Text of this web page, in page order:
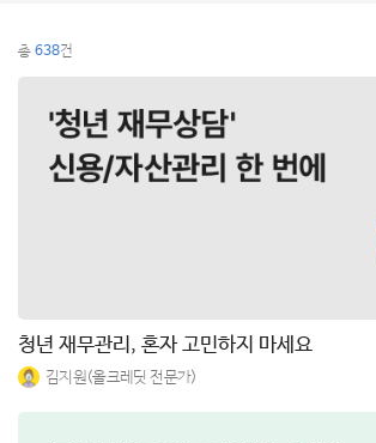
총 638건
청년 재무관리, 혼자 고민하지 마세요
김지원(올크레딧 전문가)